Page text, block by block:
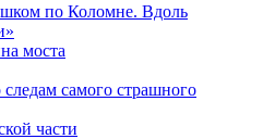
по Коломне. Вдоль
моста
самого страшного
части